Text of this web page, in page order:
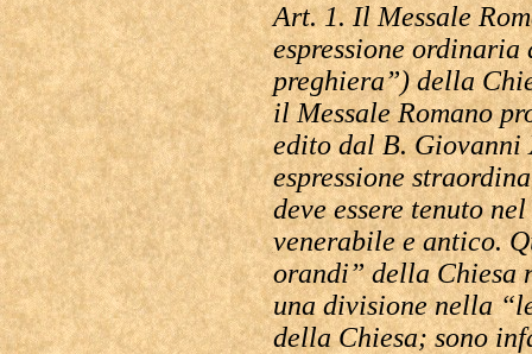
Art. 1. Il Messale
espressione
preghiera”) della
il Messale Romano
edito dal B. Giovanni
espressione
deve essere tenuto
venerabile e antico.
orandi” della Chiesa
una divisione nella
della Chiesa; sono